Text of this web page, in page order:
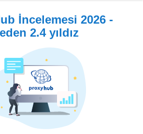
İncelemesi 2026 -
2.4 yıldız